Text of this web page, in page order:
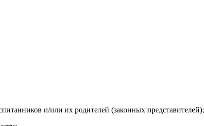
и/или их родителей (законных представителей);